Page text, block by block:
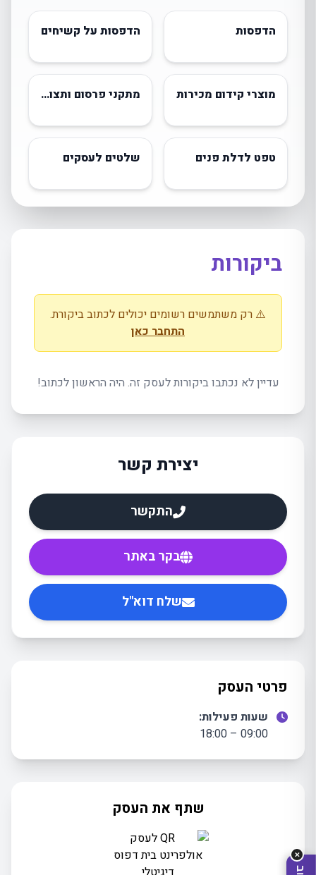
מחפשיםהיום?
הדפסות הדפסות על קשיחים
מוצרי קידום מכירות מתקני פרסום ותצוגה
טפט לדלת פנים שלטים לעסקים
ביקורות
⚠️ רק משתמשים רשומים יכולים לכתוב ביקורת.
התחבר כאן
עדיין לא נכתבו ביקורות לעסק זה. היה הראשון לכתוב!
יצירת קשר
התקשר
בקר באתר
שלח דוא"ל
פרטי העסק
שעות פעילות:
09:00 – 18:00
שתף את העסק
✕